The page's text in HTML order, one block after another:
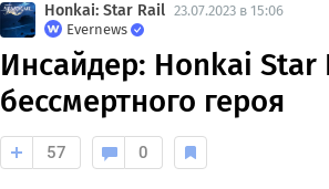
Honkai: Star Rail 23.07.2023 в 15:06
Evernews
Инсайдер: Honkai Star
бессмертного героя
57 0